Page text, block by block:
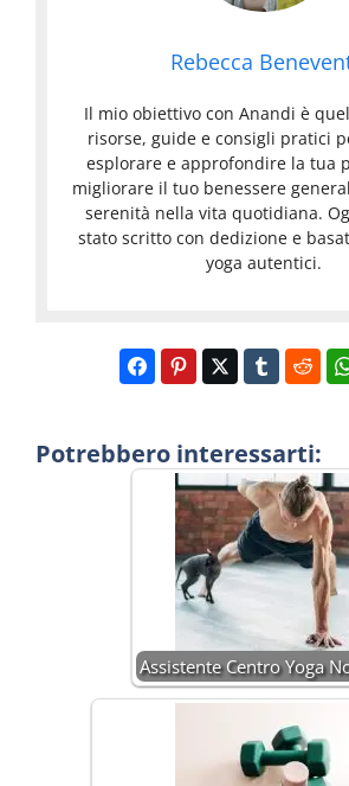
Rebecca
Il mio obiettivo con Anandi è
risorse, guide e consigli pratici
esplorare e approfondire la tua
migliorare il tuo benessere
serenità nella vita quotidiana.
stato scritto con dedizione e
yoga autentici.
Potrebbero interessarti:
Assistente Centro Yoga